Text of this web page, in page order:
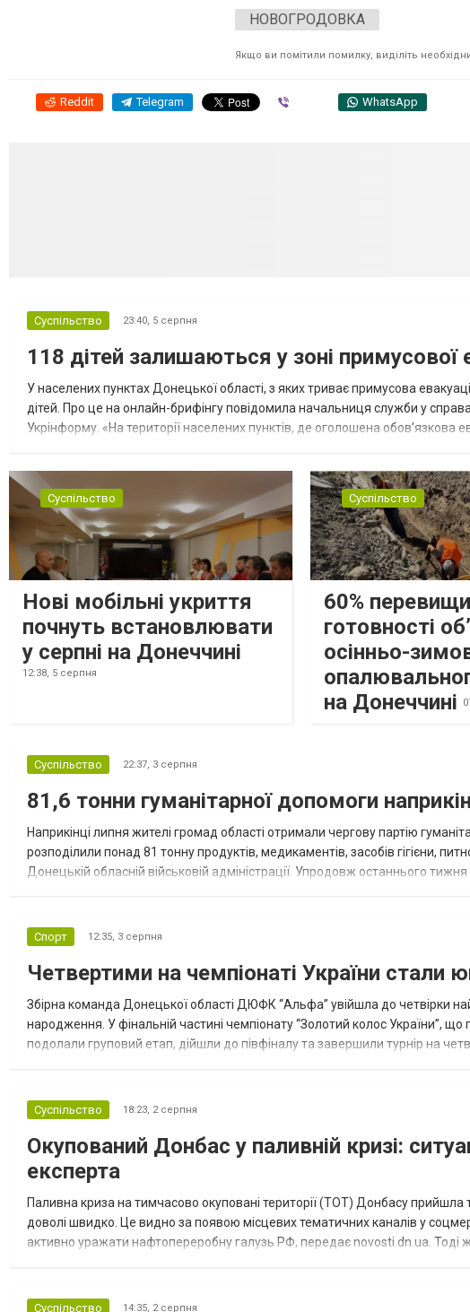
НОВОГРОДОВКА
Якщо ви помітили помилку, виділіть
Reddit Telegram WhatsApp
Суспільство 23:40, 5 серпня
118 дітей залишаються у зоні примусової
У населених пунктах Донецької області, з яких триває примусова
дітей. Про це на онлайн-брифінгу повідомила начальниця служби у
Укрінформу. «На території населених пунктів, де оголошена обов’язкова
Суспільство
Нові мобільні укриття
почнуть встановлювати
у серпні на Донеччині
12:38, 5 серпня
Суспільство
60%
готовності
осінньо-
на Донеччині
Суспільство 22:37, 3 серпня
81,6 тонни гуманітарної допомоги
Наприкінці липня жителі громад області отримали чергову партію
розподілили понад 81 тонну продуктів, медикаментів, засобів гігієни,
Донецькій обласній військовій адміністрації. Упродовж останнього
Спорт 12:35, 3 серпня
Четвертими на чемпіонаті України стали
Збірна команда Донецької області ДЮФК “Альфа” увійшла до четвірки
народження. У фінальній частині чемпіонату “Золотий колос України”,
подолали груповий етап, дійшли до півфіналу та завершили турнір на
Суспільство 18:23, 2 серпня
Окупований Донбас у паливній кризі:
експерта
Паливна криза на тимчасово окуповані території (ТОТ) Донбасу прийшла
доволі швидко. Це видно за появою місцевих тематичних каналів у
активно уражати нафтопереробну галузь РФ, передає novosti.dn.ua. Тоді
Суспільство 14:35, 2 серпня